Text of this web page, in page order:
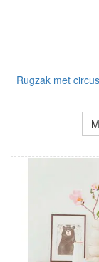
Rugzak met